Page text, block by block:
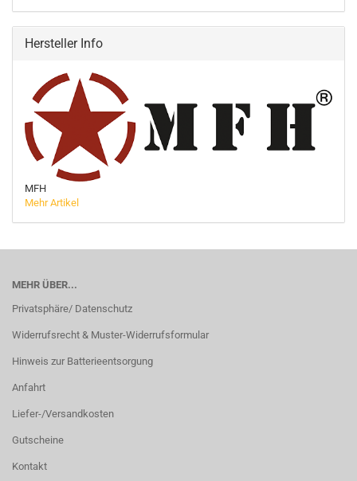
Hersteller Info
MFH
Mehr Artikel
MEHR ÜBER...
Privatsphäre/ Datenschutz
Widerrufsrecht & Muster-Widerrufsformular
Hinweis zur Batterieentsorgung
Anfahrt
Liefer-/Versandkosten
Gutscheine
Kontakt